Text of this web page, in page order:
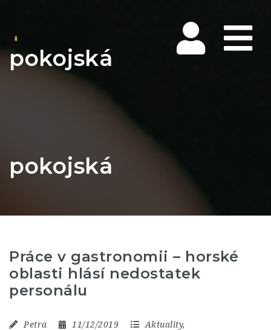
pokojská
pokojská
Práce v gastronomii – horské
oblasti hlásí nedostatek
personálu
Petra 11/12/2019 Aktuality,